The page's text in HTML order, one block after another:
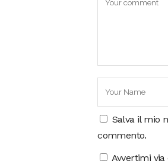
Salva il mio
commento.
Avvertimi